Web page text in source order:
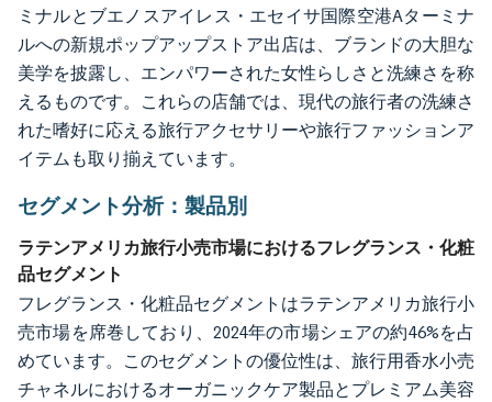
ミナルとブエノスアイレス・エセイサ国際空港Aターミナ
ルへの新規ポップアップストア出店は、ブランドの大胆な
美学を披露し、エンパワーされた女性らしさと洗練さを称
えるものです。これらの店舗では、現代の旅行者の洗練さ
れた嗜好に応える旅行アクセサリーや旅行ファッションア
イテムも取り揃えています。
セグメント分析：製品別
ラテンアメリカ旅行小売市場におけるフレグランス・化粧
品セグメント
フレグランス・化粧品セグメントはラテンアメリカ旅行小
売市場を席巻しており、2024年の市場シェアの約46%を占
めています。このセグメントの優位性は、旅行用香水小売
チャネルにおけるオーガニックケア製品とプレミアム美容